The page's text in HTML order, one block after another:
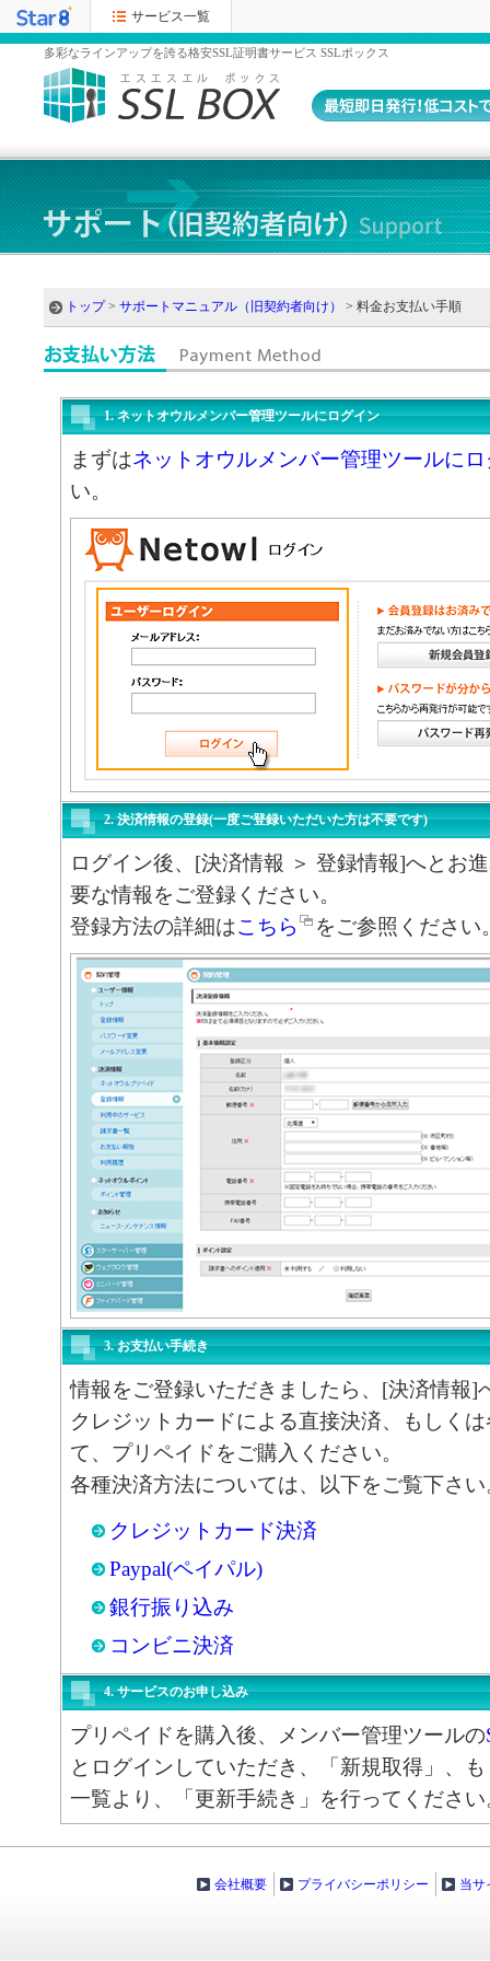
サービス一覧
多彩なラインアップを誇る格安SSL証明書サービス SSLボックス
トップ> サポートマニュアル（旧契約者向け） > 料金お支払い手順
1. ネットオウルメンバー管理ツールにログイン
まずはネットオウルメンバー管理ツールに
い。
2. 決済情報の登録(一度ご登録いただいた方は不要です)
ログイン後、[決済情報 ＞ 登録情報]へとお
要な情報をご登録ください。
登録方法の詳細はこちら をご参照ください
3. お支払い手続き
情報をご登録いただきましたら、[決済情報]
クレジットカードによる直接決済、もしく
て、プリペイドをご購入ください。
各種決済方法については、以下をご覧下さい
クレジットカード決済
Paypal(ペイパル)
銀行振り込み
コンビニ決済
4. サービスのお申し込み
プリペイドを購入後、メンバー管理ツールの
とログインしていただき、「新規取得」、
一覧より、「更新手続き」を行ってください
会社概要 プライバシーポリシー 当サ